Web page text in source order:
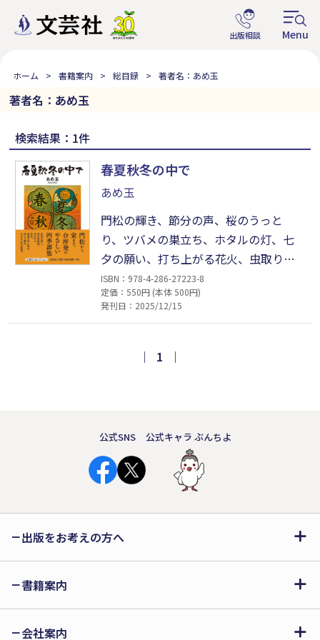
ホーム 書籍案内 総目録 著者名：あめ玉
著者名：あめ玉
検索結果：1件
春夏秋冬の中で
あめ玉
門松の輝き、節分の声、桜のうっと
り、ツバメの巣立ち、ホタルの灯、七
夕の願い、打ち上がる花火、虫取りの
夏、実りの畑や夕焼け、稲穂と案山
子、七五三の笑顔、冬のイルミネーシ
ョンとサンタまで。暮らしの季節をや
るおせちの食卓、恵方巻をほおばる
ISBN：978-4-286-27223-8
定価：550円 (本体 500円)
発刊日：2025/12/15
｜ 1 ｜
公式SNS 公式キャラ ぶんちよ
出版をお考えの方へ
書籍案内
会社案内